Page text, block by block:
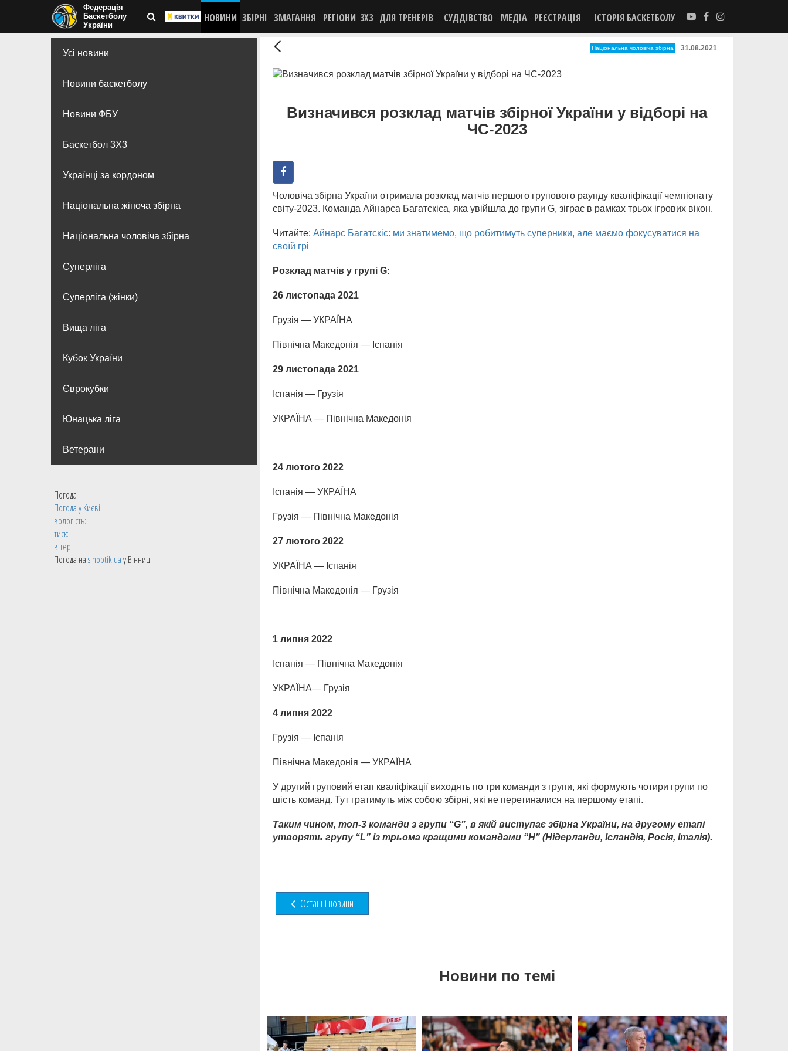
Федерація
Баскетболу
України
НОВИНИ ЗБІРНІ ЗМАГАННЯ РЕГІОНИ 3X3 ДЛЯ ТРЕНЕРІВ СУДДІВСТВО МЕДІА РЕЄСТРАЦІЯ ІСТОРІЯ БАСКЕТБОЛУ
Усі новини
Новини баскетболу
Новини ФБУ
Баскетбол 3Х3
Українці за кордоном
Національна жіноча збірна
Національна чоловіча збірна
Суперліга
Суперліга (жінки)
Вища лiга
Кубок України
Єврокубки
Юнацька ліга
Ветерани
Погода
Погода уКиєві
вологість:
тиск:
вітер:
Погода наsinoptik.uaу Вінниці
Національна чоловіча збірна 31.08.2021
Визначився розклад матчів збірної України у відборі на
ЧС-2023
Чоловіча збірна України отримала розклад матчів першого групового раунду кваліфікації чемпіонату
світу-2023. Команда Айнарса Багатскіса, яка увійшла до групи G, зіграє в рамках трьох ігрових вікон.
Читайте: Айнарс Багатскіс: ми знатимемо, що робитимуть суперники, але маємо фокусуватися на
своїй грі
Розклад матчів у групі G:
26 листопада 2021
Грузія — УКРАЇНА
Північна Македонія — Іспанія
29 листопада 2021
Іспанія — Грузія
УКРАЇНА — Північна Македонія
24 лютого 2022
Іспанія — УКРАЇНА
Грузія — Північна Македонія
27 лютого 2022
УКРАЇНА — Іспанія
Північна Македонія — Грузія
1 липня 2022
Іспанія — Північна Македонія
УКРАЇНА— Грузія
4 липня 2022
Грузія — Іспанія
Північна Македонія — УКРАЇНА
У другий груповий етап кваліфікації виходять по три команди з групи, які формують чотири групи по
шість команд. Тут гратимуть між собою збірні, які не перетиналися на першому етапі.
Таким чином, топ-3 команди з групи “G”, в якій виступає збірна України, на другому етапі
утворять групу “L” із трьома кращими командами “H” (Нідерланди, Ісландія, Росія, Італія).
Останні новини
Новини по темі